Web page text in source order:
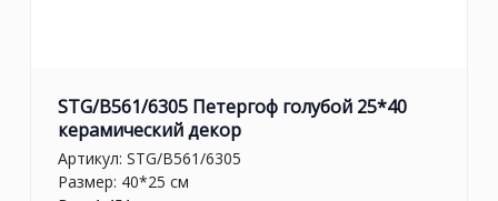
STG/B561/6305 Петергоф голубой 25*40
керамический декор
Артикул: STG/B561/6305
Размер: 40*25 см